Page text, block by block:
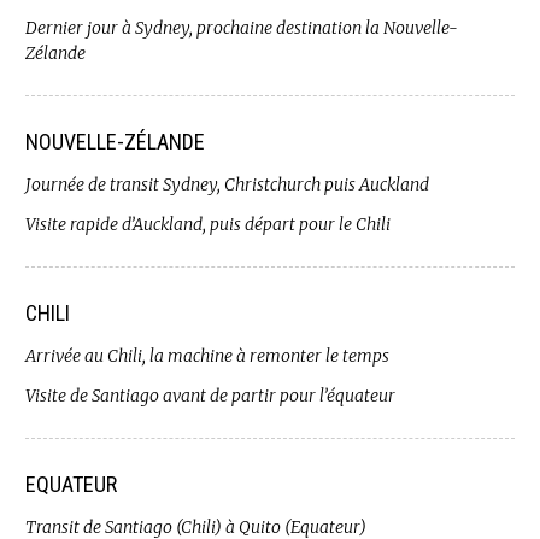
Dernier jour à Sydney, prochaine destination la Nouvelle-
Zélande
NOUVELLE-ZÉLANDE
Journée de transit Sydney, Christchurch puis Auckland
Visite rapide d’Auckland, puis départ pour le Chili
CHILI
Arrivée au Chili, la machine à remonter le temps
Visite de Santiago avant de partir pour l’équateur
EQUATEUR
Transit de Santiago (Chili) à Quito (Equateur)